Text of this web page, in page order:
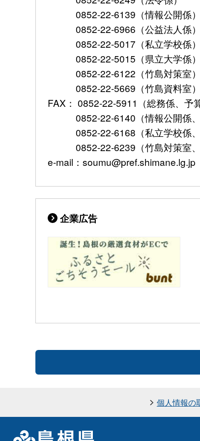
0852-22-6139（情報公開係）
0852-22-6966（公益法人係）
0852-22-5017（私立学校係）
0852-22-5015（県立大学係）
0852-22-6122（竹島対策室）
0852-22-5669（竹島資料室）
FAX： 0852-22-5911（総務係、予
0852-22-6140（情報公開係、
0852-22-6168（私立学校係、
0852-22-6239（竹島対策室、
e-mail：soumu@pref.shimane.lg.jp
企業広告
個人情報の